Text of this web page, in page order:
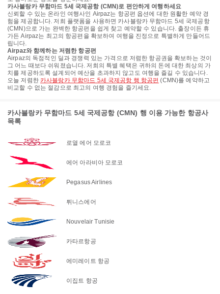
카사블랑카 무함마드 5세 국제공항 (CMN)로 편안하게 여행하세요
신뢰할 수 있는 온라인 여행사인 Airpaz는 항공편 옵션에 대한 원활한 예약 경
험을 제공합니다. 저희 플랫폼을 사용하면 카사블랑카 무함마드 5세 국제공항
(CMN)으로 가는 완벽한 항공편을 쉽게 찾고 예약할 수 있습니다. 출장이든 휴
가든 Airpaz는 최고의 항공편을 확보하여 여행을 진정으로 특별하게 만들어드
립니다.
Airpaz와 함께하는 저렴한 항공편
Airpaz의 독점적인 딜과 경쟁력 있는 가격으로 저렴한 항공권을 확보하는 것이
그 어느 때보다 쉬워졌습니다. 저희의 특별 혜택은 귀하의 돈에 대한 최상의 가
치를 제공하도록 설계되어 예산을 초과하지 않고도 여행을 즐길 수 있습니다.
오늘 저렴한 카사블랑카 무함마드 5세 국제공항 행 항공편 (CMN)를 예약하고
비교할 수 없는 절감으로 최고의 여행 경험을 즐기세요.
카사블랑카 무함마드 5세 국제공항 (CMN) 행 이용 가능한 항공사
목록
로열 에어 모로코
에어 아라비아 모로코
Pegasus Airlines
튀니스에어
Nouvelair Tunisie
카타르항공
에미레이트 항공
이집트 항공